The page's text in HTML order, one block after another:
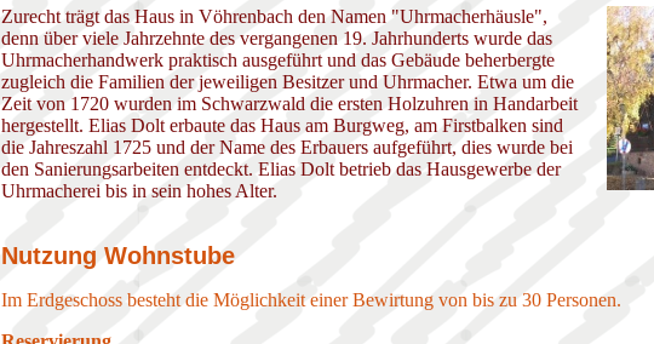
Zurecht trägt das Haus in Vöhrenbach den Namen "Uhrmacherhäusle",
denn über viele Jahrzehnte des vergangenen 19. Jahrhunderts wurde das
Uhrmacherhandwerk praktisch ausgeführt und das Gebäude beherbergte
zugleich die Familien der jeweiligen Besitzer und Uhrmacher. Etwa um die
Zeit von 1720 wurden im Schwarzwald die ersten Holzuhren in Handarbeit
hergestellt. Elias Dolt erbaute das Haus am Burgweg, am Firstbalken sind
die Jahreszahl 1725 und der Name des Erbauers aufgeführt, dies wurde bei
den Sanierungsarbeiten entdeckt. Elias Dolt betrieb das Hausgewerbe der
Uhrmacherei bis in sein hohes Alter.
Nutzung Wohnstube
Im Erdgeschoss besteht die Möglichkeit einer Bewirtung von bis zu 30 Personen.